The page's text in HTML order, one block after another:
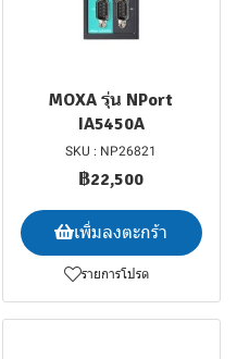
MOXA รุ่น NPort
IA5450A
SKU : NP26821
฿22,500
เพิ่มลงตะกร้า
รายการโปรด